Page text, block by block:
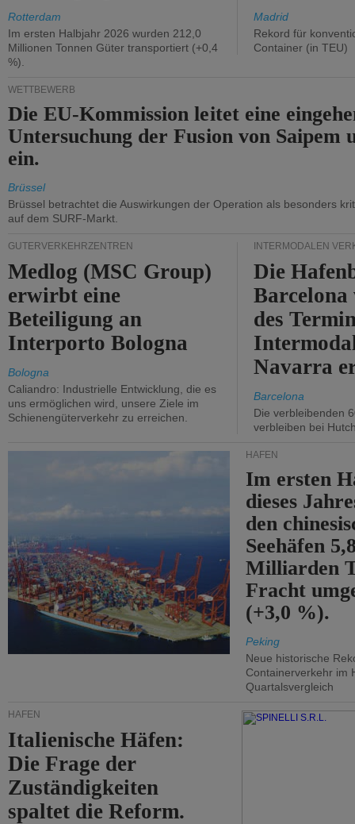
Rotterdam
Im ersten Halbjahr 2026 wurden 212,0
Millionen Tonnen Güter transportiert (+0,4
%).
Madrid
Rekord für
Container (in TEU)
WETTBEWERB
Die EU-Kommission leitet eine
Untersuchung der Fusion von Saipem
ein.
Brüssel
Brüssel betrachtet die Auswirkungen der Operation als besonders
auf dem SURF-Markt.
GÜTERVERKEHRZENTREN
Medlog (MSC Group)
erwirbt eine
Beteiligung an
Interporto Bologna
Bologna
Caliandro: Industrielle Entwicklung, die es
uns ermöglichen wird, unsere Ziele im
Schienengüterverkehr zu erreichen.
INTERMODALEN
Die
des
Navarra
Barcelona
Die verbleibenden
verbleiben bei
HÄFEN
Im ersten
dieses
den
Seehäfen
Milliarden
Fracht
(+3,0 %).
Peking
Neue historische
Containerverkehr im
Quartalsvergleich
HÄFEN
Italienische Häfen:
Die Frage der
Zuständigkeiten
spaltet die Reform.